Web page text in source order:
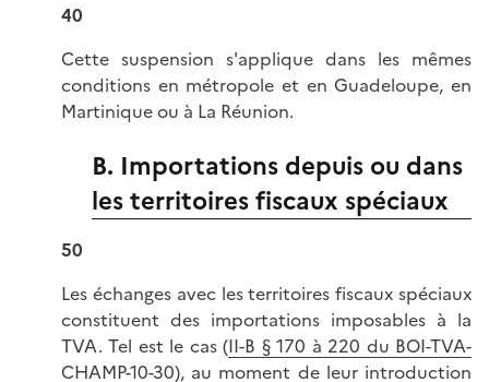
40
Cette suspension s'applique dans les mêmes
conditions en métropole et en Guadeloupe, en
Martinique ou à La Réunion.
B. Importations depuis ou dans
les territoires fiscaux spéciaux
50
Les échanges avec les territoires fiscaux spéciaux
constituent des importations imposables à la
TVA. Tel est le cas (II-B § 170 à 220 du BOI-TVA-
CHAMP-10-30), au moment de leur introduction